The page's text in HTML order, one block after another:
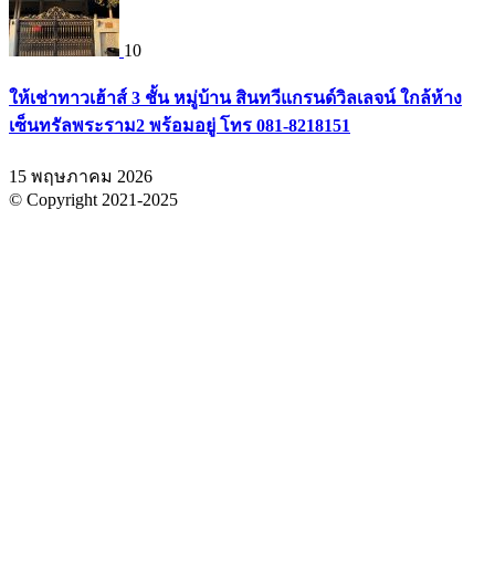
10
ให้เช่าทาวเฮ้าส์ 3 ชั้น หมู่บ้าน สินทวีแกรนด์วิลเลจน์ ใกล้ห้าง
เซ็นทรัลพระราม2 พร้อมอยู่ โทร 081-8218151
15 พฤษภาคม 2026
© Copyright 2021-2025